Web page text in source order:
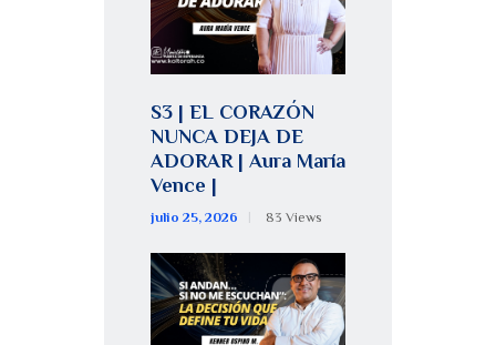
S3 | EL CORAZÓN
NUNCA DEJA DE
ADORAR | Aura María
Vence |
julio 25, 2026 83 Views